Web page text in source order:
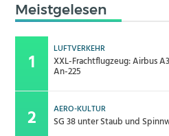
Meistgelesen
LUFTVERKEHR
XXL-Frachtflugzeug: Airbus
An-225
AERO-KULTUR
SG 38 unter Staub und